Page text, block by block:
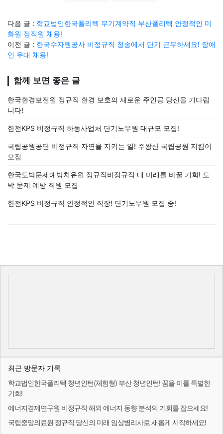
다음 글 : 학교법인한국폴리텍 무기계약직 부산폴리텍 안정적인 미
화원 정직원 채용!
이전 글 : 한국수자원공사 비정규직 청송에서 단기 근무하세요! 장애
인 우대 채용!
함께 보면 좋은 글
한국환경보전원 정규직 환경 보호의 새로운 주인공 당신을 기다립
니다!
한전KPS 비정규직 하동사업처 단기노무원 대규모 모집!
국립공원공단 비정규직 자연을 지키는 일! 주왕산 국립공원 지킴이
모집
한국도박문제예방치유원 정규직비정규직 내 미래를 바꿀 기회! 도
박 문제 예방 직원 모집
한전KPS 비정규직 안정적인 직장! 단기노무원 모집 중!
최근 방문자 기록
학교법인한국폴리텍 청년인턴(체험형) 부산 청년인턴! 꿈을 이룰 특별한
기회!
에너지경제연구원 비정규직 해외 에너지 동향 분석의 기회를 잡으세요!
국립중앙의료원 정규직 당신의 미래 임상병리사로 새롭게 시작하세요!